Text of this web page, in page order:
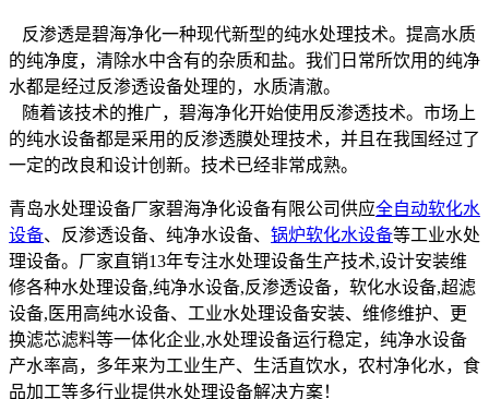
反渗透是碧海净化一种现代新型的纯水处理技术。提高水质
的纯净度，清除水中含有的杂质和盐。我们日常所饮用的纯净
水都是经过反渗透设备处理的，水质清澈。
随着该技术的推广，碧海净化开始使用反渗透技术。市场上
的纯水设备都是采用的反渗透膜处理技术，并且在我国经过了
一定的改良和设计创新。技术已经非常成熟。
青岛水处理设备厂家碧海净化设备有限公司供应全自动软化水
设备、反渗透设备、纯净水设备、 锅炉软化水设备等工业水处
理设备。厂家直销13年专注水处理设备生产技术,设计安装维
修各种水处理设备,纯净水设备,反渗透设备，软化水设备,超滤
设备,医用高纯水设备、工业水处理设备安装、维修维护、更
换滤芯滤料等一体化企业,水处理设备运行稳定，纯净水设备
产水率高，多年来为工业生产、生活直饮水，农村净化水，食
品加工等多行业提供水处理设备解决方案！